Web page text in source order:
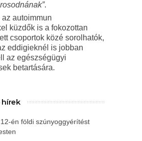
.
az autoimmun
küzdők is a fokozottan
csoportok közé sorolhatók,
eddigieknél is jobban
az egészségügyi
betartására.
hírek
én földi szúnyoggyérítést